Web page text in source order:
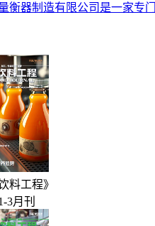
衡器制造有限公司是一家专
料工程》
3月刊